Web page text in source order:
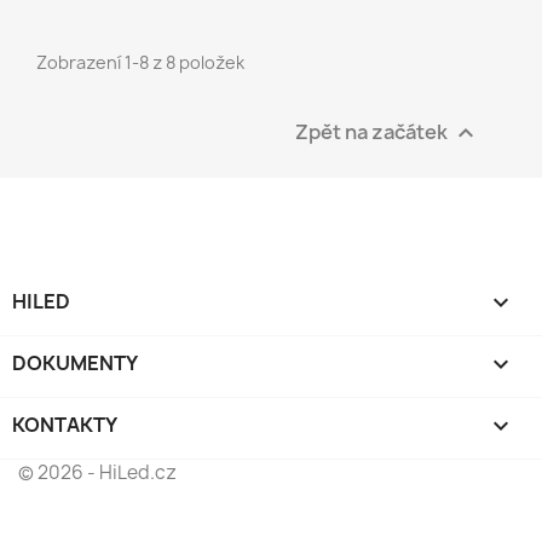
Zobrazení 1-8 z 8 položek
Zpět na začátek 
HILED 
DOKUMENTY 
KONTAKTY keyboard_arrow_down
© 2026 - HiLed.cz